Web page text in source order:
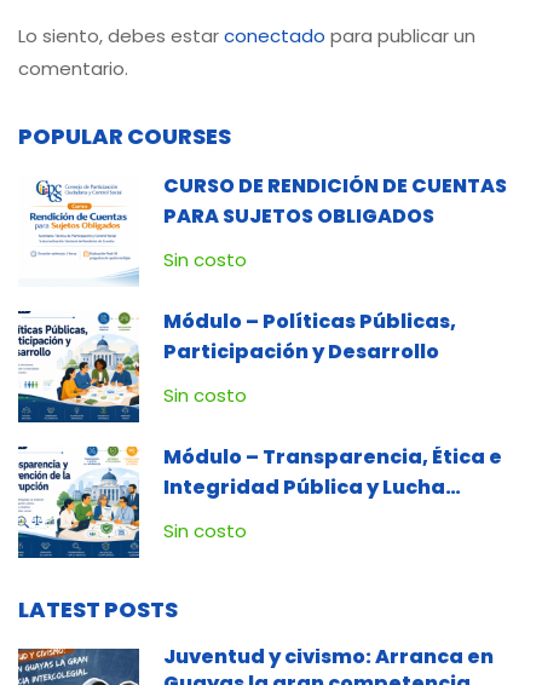
Lo siento, debes estarconectado para publicar un
comentario.
POPULAR COURSES
CURSO DE RENDICIÓN DE CUENTAS
PARA SUJETOS OBLIGADOS
Sin costo
Módulo – Políticas Públicas,
Participación y Desarrollo
Sin costo
Módulo – Transparencia, Ética e
Integridad Pública y Lucha
Contra la Corrupción
Sin costo
LATEST POSTS
Juventud y civismo: Arranca en